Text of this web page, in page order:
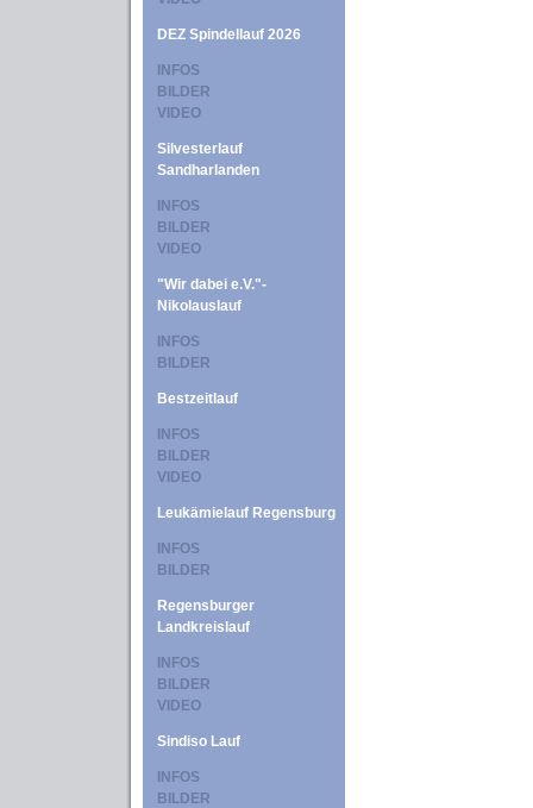
DEZ Spindellauf 2026
INFOS
BILDER
VIDEO
Silvesterlauf
Sandharlanden
INFOS
BILDER
VIDEO
"Wir dabei e.V."-
Nikolauslauf
INFOS
BILDER
Bestzeitlauf
INFOS
BILDER
VIDEO
Leukämielauf Regensburg
INFOS
BILDER
Regensburger
Landkreislauf
INFOS
BILDER
VIDEO
Sindiso Lauf
INFOS
BILDER